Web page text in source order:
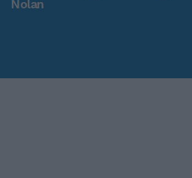
Nolan